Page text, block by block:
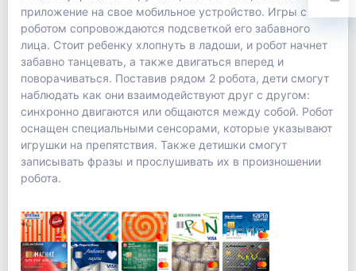
приложение на свое мобильное устройство. Игры с
роботом сопровождаются подсветкой его забавного
лица. Стоит ребенку хлопнуть в ладоши, и робот начнет
забавно танцевать, а также двигаться вперед и
поворачиваться. Поставив рядом 2 робота, дети смогут
наблюдать как они взаимодействуют друг с другом:
синхронно двигаются или общаются между собой. Робот
оснащен специальными сенсорами, которые указывают
игрушки на препятствия. Также детишки смогут
записывать фразы и прослушивать их в произношении
робота.